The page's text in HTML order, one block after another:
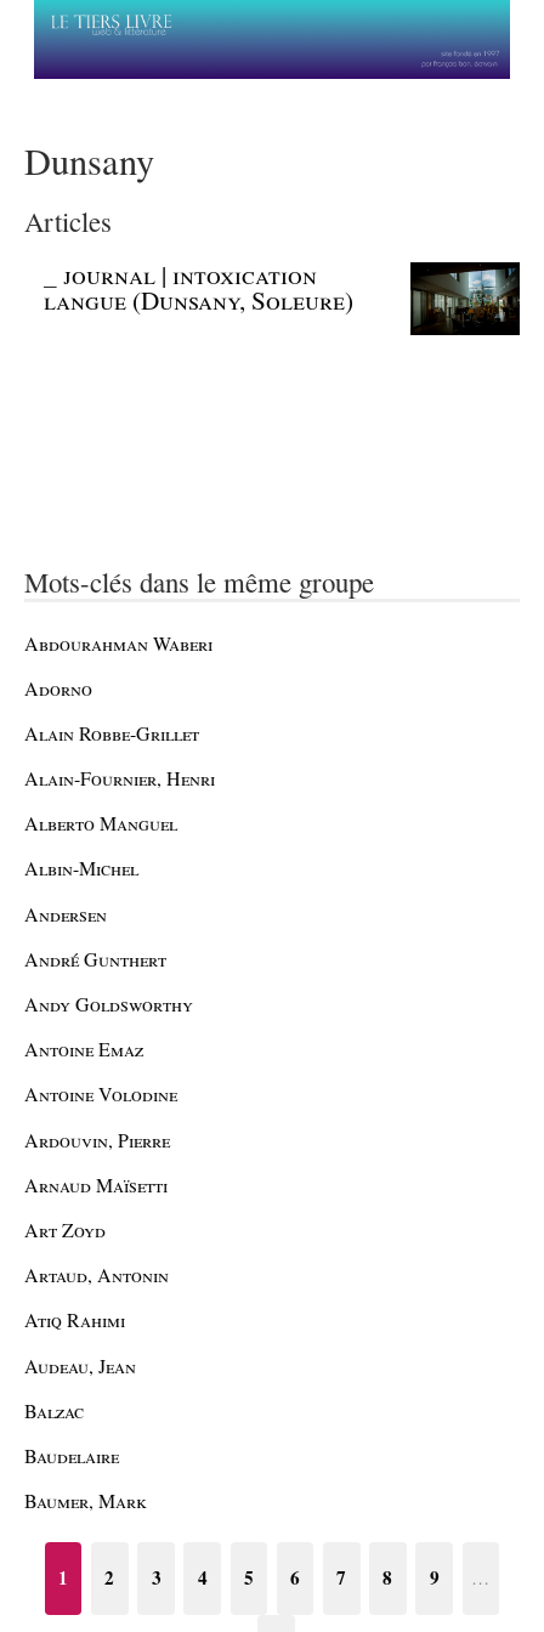
Dunsany
Articles
_journal | intoxication
langue (Dunsany, Soleure)
Mots-clés dans le même groupe
Abdourahman Waberi
Adorno
Alain Robbe-Grillet
Alain-Fournier, Henri
Alberto Manguel
Albin-Michel
Andersen
André Gunthert
Andy Goldsworthy
Antoine Emaz
Antoine Volodine
Ardouvin, Pierre
Arnaud Maïsetti
Art Zoyd
Artaud, Antonin
Atiq Rahimi
Audeau, Jean
Balzac
Baudelaire
Baumer, Mark
1 2 3 4 5 6 7 8 9 …